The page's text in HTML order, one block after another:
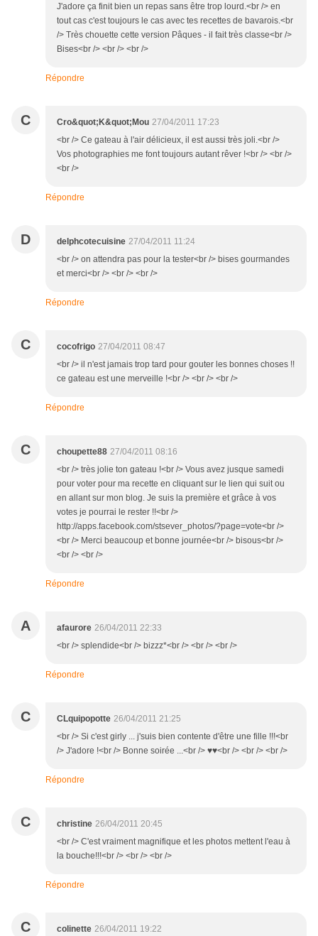
J'adore ça finit bien un repas sans être trop lourd.<br /> en
tout cas c'est toujours le cas avec tes recettes de bavarois.<br
/> Très chouette cette version Pâques - il fait très classe<br />
Bises<br /> <br /> <br />
Répondre
C Cro&quot;K&quot;Mou 27/04/2011 17:23
<br /> Ce gateau à l'air délicieux, il est aussi très joli.<br />
Vos photographies me font toujours autant rêver !<br /> <br />
<br />
Répondre
D delphcotecuisine 27/04/2011 11:24
<br /> on attendra pas pour la tester<br /> bises gourmandes
et merci<br /> <br /> <br />
Répondre
C cocofrigo 27/04/2011 08:47
<br /> il n'est jamais trop tard pour gouter les bonnes choses !!
ce gateau est une merveille !<br /> <br /> <br />
Répondre
C choupette88 27/04/2011 08:16
<br /> très jolie ton gateau !<br /> Vous avez jusque samedi
pour voter pour ma recette en cliquant sur le lien qui suit ou
en allant sur mon blog. Je suis la première et grâce à vos
votes je pourrai le rester !!<br />
http://apps.facebook.com/stsever_photos/?page=vote<br />
<br /> Merci beaucoup et bonne journée<br /> bisous<br />
<br /> <br />
Répondre
A afaurore 26/04/2011 22:33
<br /> splendide<br /> bizzz*<br /> <br /> <br />
Répondre
C CLquipopotte 26/04/2011 21:25
<br /> Si c'est girly ... j'suis bien contente d'être une fille !!!<br
/> J'adore !<br /> Bonne soirée ...<br /> ♥♥<br /> <br /> <br />
Répondre
C christine 26/04/2011 20:45
<br /> C'est vraiment magnifique et les photos mettent l'eau à
la bouche!!!<br /> <br /> <br />
Répondre
C colinette 26/04/2011 19:22